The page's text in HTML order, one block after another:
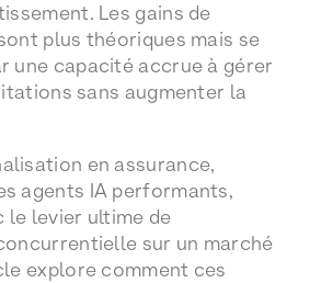
Les gains de
plus théoriques mais se
une capacité accrue à gérer
sans augmenter la
en assurance,
agents IA performants,
le levier ultime de
sur un marché
explore comment ces